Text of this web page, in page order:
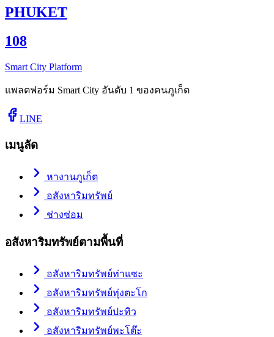
PHUKET
108
Smart City Platform
แพลตฟอร์ม Smart City อันดับ 1 ของคนภูเก็ต
LINE
เมนูลัด
หางานภูเก็ต
อสังหาริมทรัพย์
ช่างซ่อม
อสังหาริมทรัพย์ตามพื้นที่
อสังหาริมทรัพย์ท่าแซะ
อสังหาริมทรัพย์ทุ่งตะโก
อสังหาริมทรัพย์ปะทิว
อสังหาริมทรัพย์พะโต๊ะ